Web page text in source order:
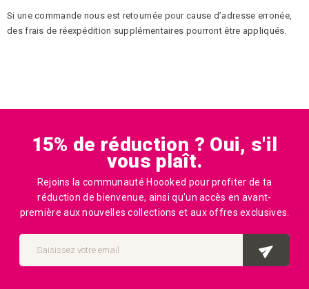
Si une commande nous est retournée pour cause d’adresse erronée,
des frais de réexpédition supplémentaires pourront être appliqués.
15% de réduction ? Oui, s'il
vous plaît.
Rejoins la communauté Hoooked pour profiter de ta
réduction de bienvenue, ainsi qu'un accès en avant-
première aux nouvelles collections et aux offres exclusives.
Inscription
newsletter